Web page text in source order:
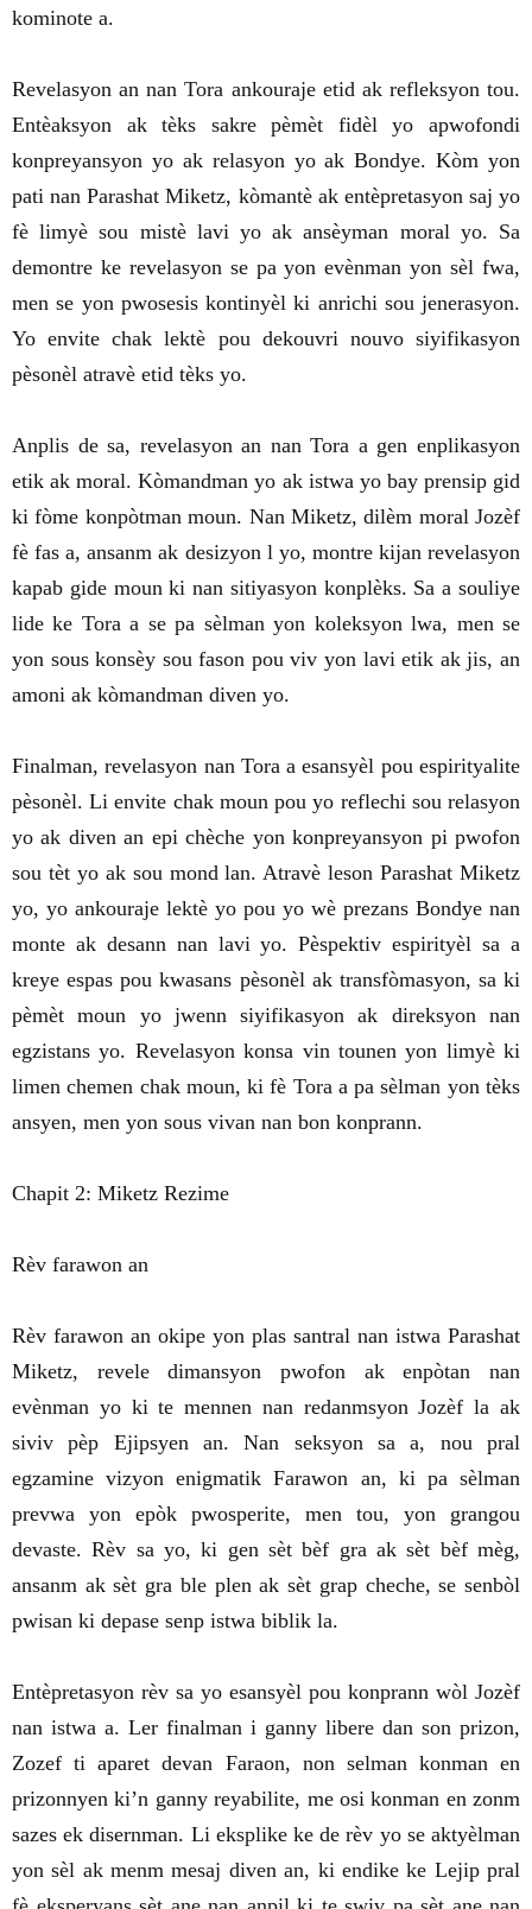
kominote a.
Revelasyon an nan Tora ankouraje etid ak refleksyon tou.
Entèaksyon ak tèks sakre pèmèt fidèl yo apwofondi
konpreyansyon yo ak relasyon yo ak Bondye. Kòm yon
pati nan Parashat Miketz, kòmantè ak entèpretasyon saj yo
fè limyè sou mistè lavi yo ak ansèyman moral yo. Sa
demontre ke revelasyon se pa yon evènman yon sèl fwa,
men se yon pwosesis kontinyèl ki anrichi sou jenerasyon.
Yo envite chak lektè pou dekouvri nouvo siyifikasyon
pèsonèl atravè etid tèks yo.
Anplis de sa, revelasyon an nan Tora a gen enplikasyon
etik ak moral. Kòmandman yo ak istwa yo bay prensip gid
ki fòme konpòtman moun. Nan Miketz, dilèm moral Jozèf
fè fas a, ansanm ak desizyon l yo, montre kijan revelasyon
kapab gide moun ki nan sitiyasyon konplèks. Sa a souliye
lide ke Tora a se pa sèlman yon koleksyon lwa, men se
yon sous konsèy sou fason pou viv yon lavi etik ak jis, an
amoni ak kòmandman diven yo.
Finalman, revelasyon nan Tora a esansyèl pou espirityalite
pèsonèl. Li envite chak moun pou yo reflechi sou relasyon
yo ak diven an epi chèche yon konpreyansyon pi pwofon
sou tèt yo ak sou mond lan. Atravè leson Parashat Miketz
yo, yo ankouraje lektè yo pou yo wè prezans Bondye nan
monte ak desann nan lavi yo. Pèspektiv espirityèl sa a
kreye espas pou kwasans pèsonèl ak transfòmasyon, sa ki
pèmèt moun yo jwenn siyifikasyon ak direksyon nan
egzistans yo. Revelasyon konsa vin tounen yon limyè ki
limen chemen chak moun, ki fè Tora a pa sèlman yon tèks
ansyen, men yon sous vivan nan bon konprann.
Chapit 2: Miketz Rezime
Rèv farawon an
Rèv farawon an okipe yon plas santral nan istwa Parashat
Miketz, revele dimansyon pwofon ak enpòtan nan
evènman yo ki te mennen nan redanmsyon Jozèf la ak
siviv pèp Ejipsyen an. Nan seksyon sa a, nou pral
egzamine vizyon enigmatik Farawon an, ki pa sèlman
prevwa yon epòk pwosperite, men tou, yon grangou
devaste. Rèv sa yo, ki gen sèt bèf gra ak sèt bèf mèg,
ansanm ak sèt gra ble plen ak sèt grap cheche, se senbòl
pwisan ki depase senp istwa biblik la.
Entèpretasyon rèv sa yo esansyèl pou konprann wòl Jozèf
nan istwa a. Ler finalman i ganny libere dan son prizon,
Zozef ti aparet devan Faraon, non selman konman en
prizonnyen ki’n ganny reyabilite, me osi konman en zonm
sazes ek disernman. Li eksplike ke de rèv yo se aktyèlman
yon sèl ak menm mesaj diven an, ki endike ke Lejip pral